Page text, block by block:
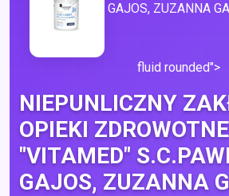
GAJOS, ZUZANNA
fluid rounded">
NIEPUNLICZNY
OPIEKI
"VITAMED"
GAJOS, ZUZANNA